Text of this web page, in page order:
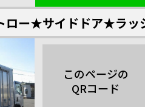
ロー★サイドドア★ラッ
このページの
QRコード